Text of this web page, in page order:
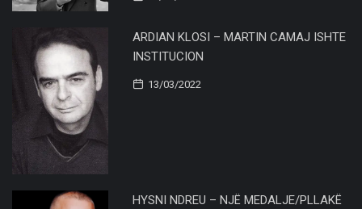
ARDIAN KLOSI – MARTIN CAMAJ ISHTE
INSTITUCION
13/03/2022
HYSNI NDREU – NJË MEDALJE/PLLAKË